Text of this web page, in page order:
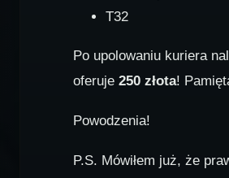
T32
Po upolowaniu kuriera
oferuje 250 złota!
Powodzenia!
P.S. Mówiłem już, że